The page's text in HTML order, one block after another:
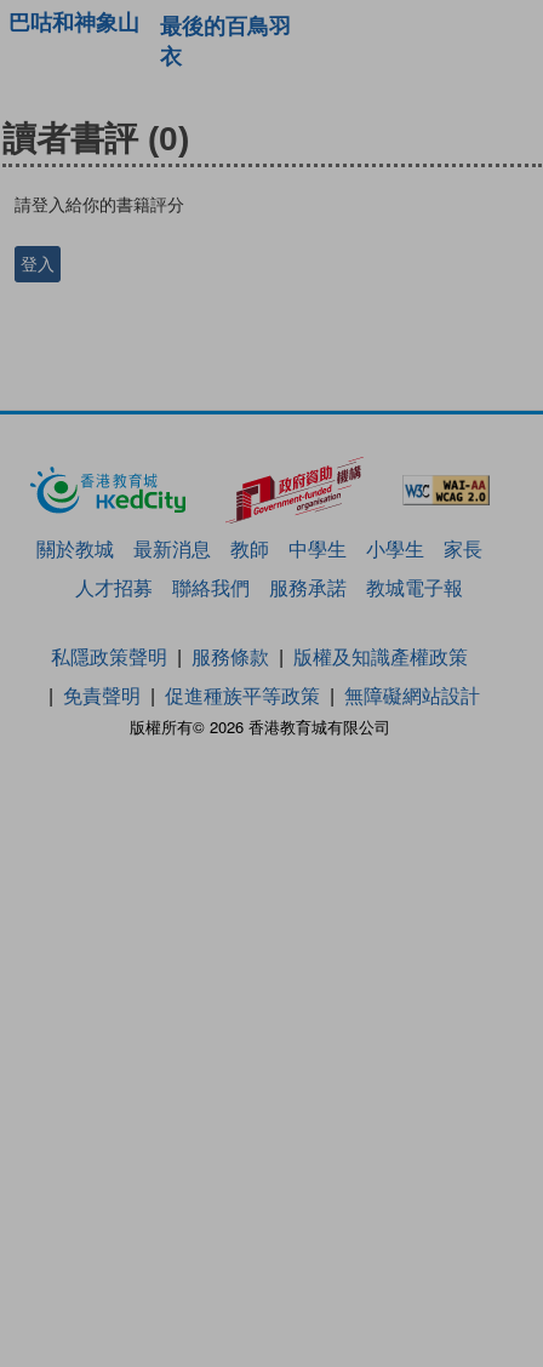
巴咕和神象山
最後的百鳥羽
衣
讀者書評 (0)
請登入給你的書籍評分
登入
關於教城 最新消息 教師 中學生 小學生
家長
人才招募
聯絡我們 服務承諾 教城電子報
版權所有© 2026 香港教育城有限公司
私隱政策聲明 服務條款
版權及知識產權政策
免責聲明
促進種族平等政策 無障礙網站設計